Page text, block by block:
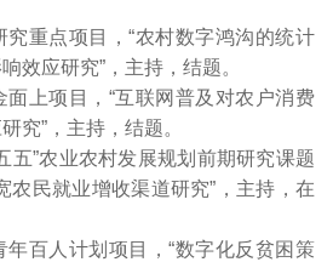
究重点项目，“农村数字鸿沟的统计
效应研究”，主持，结题。
面上项目，“互联网普及对农户消费
究”，主持，结题。
五”农业农村发展规划前期研究课题
农民就业增收渠道研究”，主持，在
年百人计划项目，“数字化反贫困策